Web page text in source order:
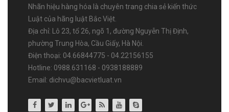
Nhãn hiệu hàng hóa là chuyên trang chia sẻ kiến thức
Luật của hãng luật Bắc Việt.
Địa chỉ: Lô 23, tổ 26, ngõ 1, đường Nguyễn Thị Định,
phường Trung Hòa, Cầu Giấy, Hà Nội.
Điện thoại: 04.66844775 - 04.22156155
Hotline: 0988.631168 - 0938188889
Email: dichvu@bacvietluat.vn